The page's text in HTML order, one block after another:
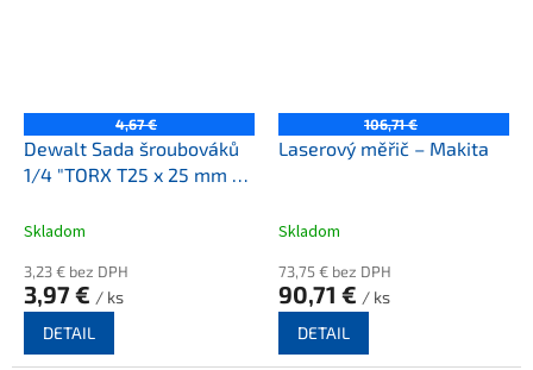
4,67 €
Dewalt Sada šroubováků
1/4 "TORX T25 x 25 mm -
Skladom
3,23 € bez DPH
3,97 € / ks
DETAIL
106,71 €
Laserový měřič – Makita
Skladom
73,75 € bez DPH
90,71 € / ks
DETAIL